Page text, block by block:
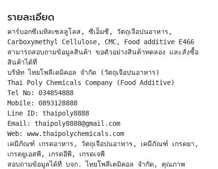
รายละเอียด
คาร์บอกซีเมทิลเซลลูโลส, ซีเอ็มซี, วัตถุเจือปนอาหาร,
Carboxymethyl Cellulose, CMC, Food additive E466
สามารถสอบถามข้อมูลสินค้า ขอตัวอย่างสินค้าทดลอง และสั่งซื้อ
สินค้าได้ที่
บริษัท ไทยโพลีเคมิคอล จำกัด (วัตถุเจือปนอาหาร)
Thai Poly Chemicals Company (Food Additive)
Tel No: 034854888
Mobile: 0893128888
Line ID: thaipoly8888
Email: thaipoly8888@gmail.com
Web: www.thaipolychemicals.com
เคมีภัณฑ์ เกรดอาหาร, วัตถุเจือปนอาหาร, เคมีภัณฑ์ เกรดยา,
เกรดยูเอสพี, เกรดอีพี, เกรดเจพี
สอบถามข้อมูลได้ที่ บจก. ไทยโพลีเคมิคอล จำกัด, คุณภาพ